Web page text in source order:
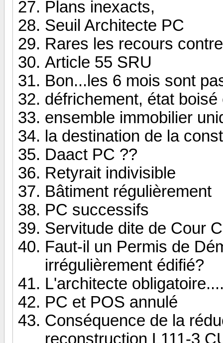
Plans inexacts,
Seuil Architecte PC
Rares les recours
Article 55 SRU
Bon...les 6 mois sont
défrichement, état
ensemble immobilier
la destination de la
Daact PC ??
Retyrait indivisible
Bâtiment régulièrement
PC successifs
Servitude dite de Cour
Faut-il un Permis de
irrégulièrement édifié?
L'architecte
PC et POS annulé
Conséquence de la
reconstruction L111-3